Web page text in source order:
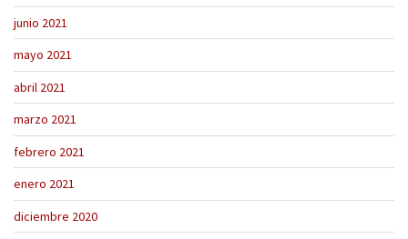
junio 2021
mayo 2021
abril 2021
marzo 2021
febrero 2021
enero 2021
diciembre 2020